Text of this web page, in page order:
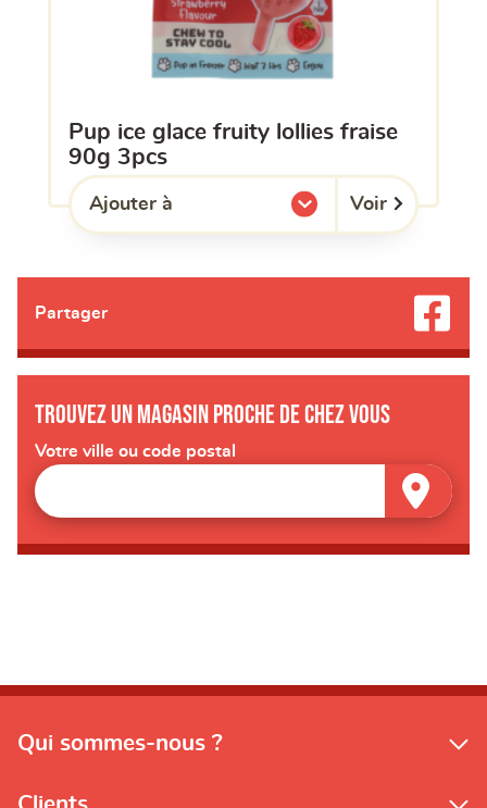
pup ice glace fruity lollies fraise
90g 3pcs
Ajouter à
l'une de mes listes. Voir
Partager
Trouvez un magasin proche de chez vous
Votre ville ou code postal
Qui sommes-nous ?